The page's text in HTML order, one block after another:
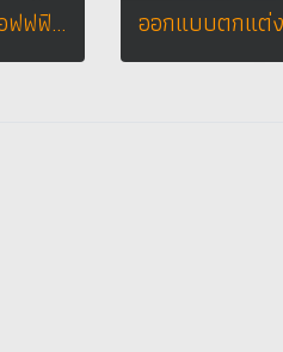
ออกแบบออฟฟฟิศ FUR STUODIO DESIGN